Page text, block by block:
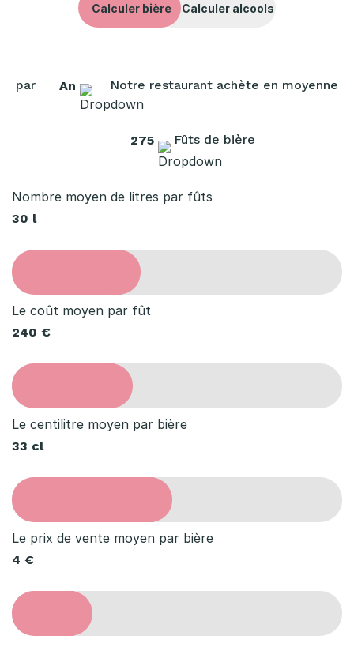
s
r
a
t
i
o
Calculer bière Calculer alcools
par An Notre restaurant achète en moyenne
275 Fûts de bière
Nombre moyen de litres par fûts
30 l
Le coût moyen par fût
240 €
Le centilitre moyen par bière
33 cl
Le prix de vente moyen par bière
4 €